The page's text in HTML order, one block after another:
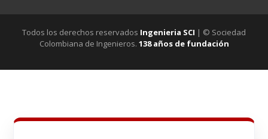
Todos los derechos reservados Ingenieria SCI | © Sociedad
Colombiana de Ingenieros. 138 años de fundación